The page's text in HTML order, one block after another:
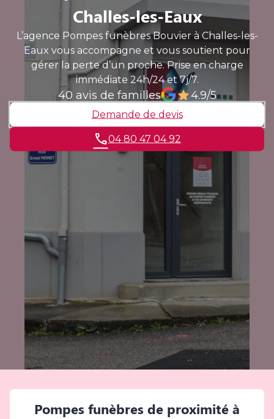
Challes-les-Eaux
L’agence Pompes funèbres Bouvier à Challes-les-
Eaux vous accompagne et vous soutient pour
gérer la perte d’un proche. Prise en charge
immédiate 24h/24 et 7j/7.
40 avis de familles 4.9/5
Demande de devis
04 80 47 04 92
Pompes funèbres de proximité à